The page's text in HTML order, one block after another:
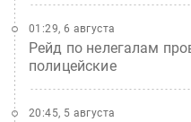
Рейд по нелегалам
полицейские
01:29, 6 августа
20:45, 5 августа